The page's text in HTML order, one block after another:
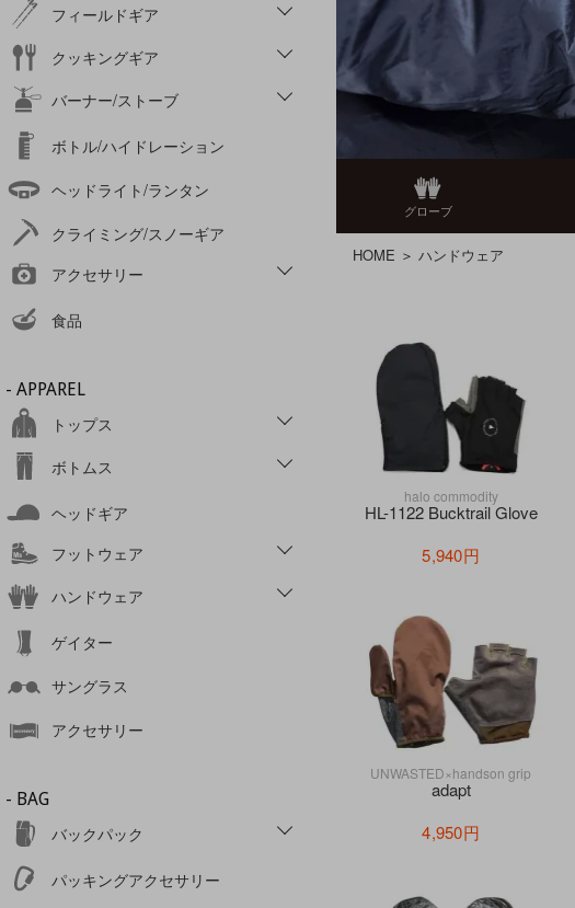
フィールドギア
クッキングギア
バーナー/ストーブ
ボトル/ハイドレーション
ヘッドライト/ランタン
クライミング/スノーギア
アクセサリー
食品
- APPAREL
トップス
ボトムス
ヘッドギア
フットウェア
ハンドウェア
ゲイター
サングラス
アクセサリー
- BAG
バックパック
パッキングアクセサリー
グローブ
HOME ＞ ハンドウェア
halo commodity
HL-1122 Bucktrail Glove
5,940円
UNWASTED×handson grip
adapt
4,950円